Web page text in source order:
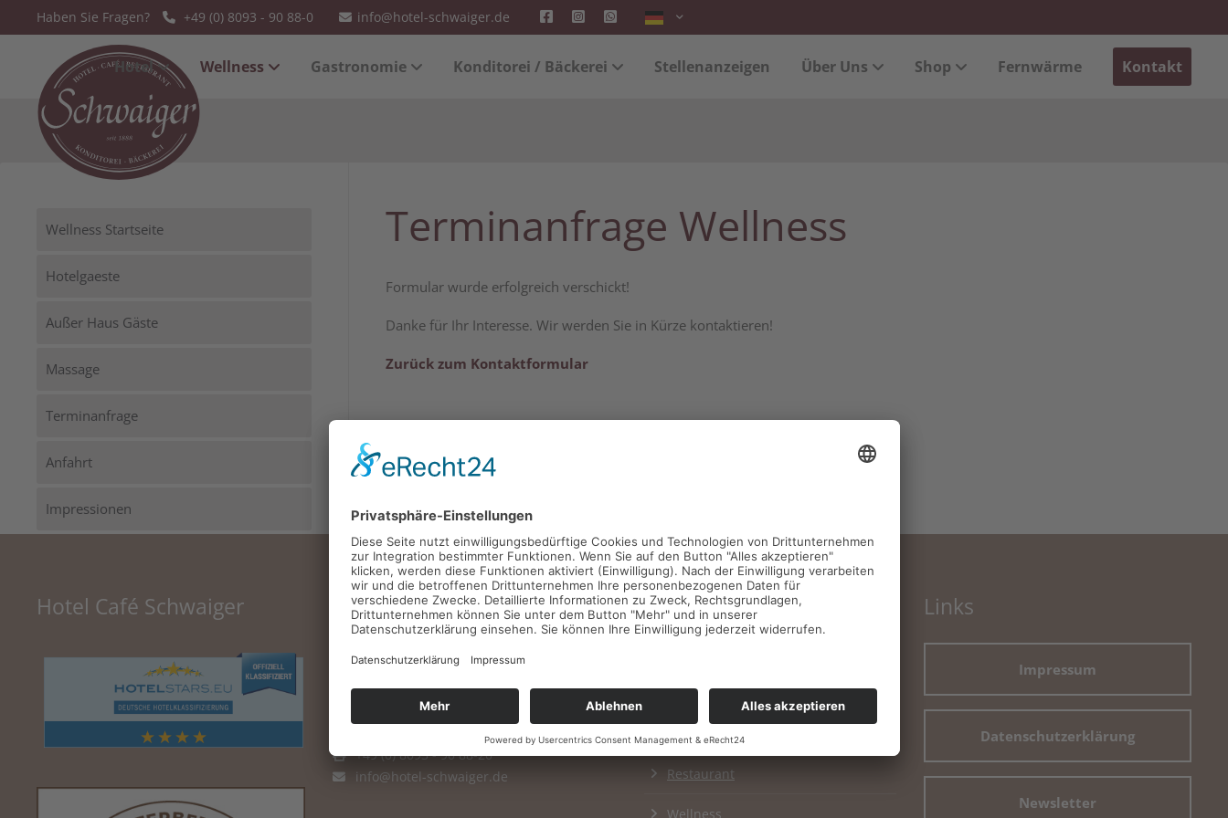
Der Eintrag "offcanvas-col1" existiert
leider nicht.
leider nicht.
leider nicht.
Der Eintrag "offcanvas-col4" existiert
leider nicht.
Haben Sie Fragen? +49 (0) 8093 - 90 88-0 info@hotel-schwaiger.de
Hotel Wellness Gastronomie Konditorei / Bäckerei Stellenanzeigen Über Uns Shop Fernwärme Kontakt
Terminanfrage Wellness
Formular wurde erfolgreich verschickt!
Danke für Ihr Interesse. Wir werden Sie in Kürze kontaktieren!
Zurück zum Kontaktformular
Wellness Startseite
Hotelgaeste
Außer Haus Gäste
Massage
Terminanfrage
Anfahrt
Impressionen
Hotel Café Schwaiger Contact
Hotel-Café-Schwaiger
85625 Glonn
+49 (0) 8093 - 90 88-0
+49 (0) 8093 - 90 88-20
info@hotel-schwaiger.de
Navigation
Cafe
Confectionery / Bakery
Restaurant
Wellness
Links
Impressum
Datenschutzerklärung
Newsletter